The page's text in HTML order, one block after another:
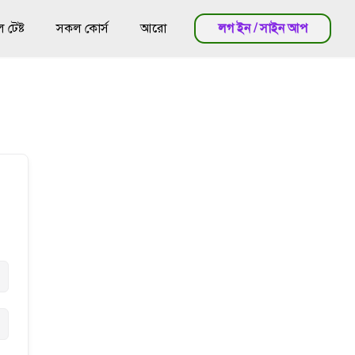
সকল কোর্স আরো লগ ইন / সাইন আপ